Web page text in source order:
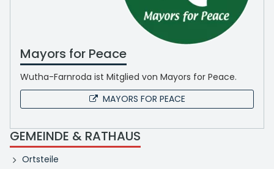
Mayors for Peace
Wutha-Farnroda ist Mitglied von Mayors for Peace.
MAYORS FOR PEACE
GEMEINDE & RATHAUS
Ortsteile